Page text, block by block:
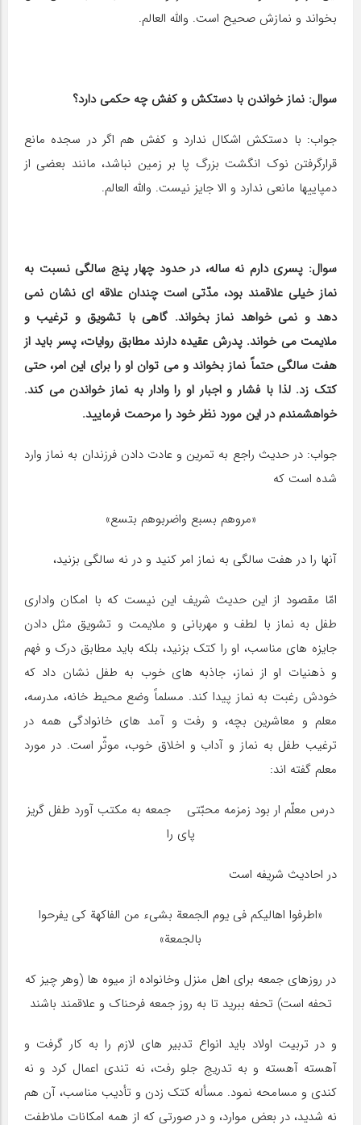
بخواند و نمازش صحیح است. والله العالم.
سوال: نماز خواندن با دستکش و کفش چه حکمی دارد؟
جواب: با دستکش اشکال ندارد و کفش هم اگر در سجده مانع
قرارگرفتن نوک انگشت بزرگ پا بر زمین نباشد، مانند بعضی از
دمپاییها مانعی ندارد و الا جایز نیست. والله العالم.
سوال: پسری دارم نه ساله، در حدود چهار پنج سالگی نسبت به
نماز خیلی علاقمند بود، مدّتی است چندان علاقه ای نشان نمی
دهد و نمی خواهد نماز بخواند. گاهی با تشویق و ترغیب و
ملایمت می خواند. پدرش عقیده دارند مطابق روایات، پسر باید از
هفت سالگی حتماً نماز بخواند و می توان او را برای این امر، حتی
کتک زد. لذا با فشار و اجبار او را وادار به نماز خواندن می کند.
خواهشمندم در این مورد نظر خود را مرحمت فرمایید.
جواب: در حدیث راجع به تمرین و عادت دادن فرزندان به نماز وارد
شده است که
«مروهم بسبع واضربوهم بتسع»
آنها را در هفت سالگی به نماز امر کنید و در نه سالگی بزنید،
امّا مقصود از این حدیث شریف این نیست که با امکان واداری
طفل به نماز با لطف و مهربانی و ملایمت و تشویق مثل دادن
جایزه های مناسب، او را کتک بزنید، بلکه باید مطابق درک و فهم
و ذهنیات او از نماز، جاذبه های خوب به طفل نشان داد که
خودش رغبت به نماز پیدا کند. مسلماً وضع محیط خانه، مدرسه،
معلم و معاشرین بچه، و رفت و آمد های خانوادگی همه در
ترغیب طفل به نماز و آداب و اخلاق خوب، موثّر است. در مورد
معلم گفته اند:
درس معلّم ار بود زمزمه محبّتی جمعه به مکتب آورد طفل گریز
پای را
در احادیث شریفه است
«اطرفوا اهالیکم فی یوم الجمعة بشیء من الفاکهة کی یفرحوا
بالجمعة»
در روزهای جمعه برای اهل منزل وخانواده از میوه ها (وهر چیز که
تحفه است) تحفه ببرید تا به روز جمعه فرحناک و علاقمند باشند
و در تربیت اولاد باید انواع تدبیر های لازم را به کار گرفت و
آهسته آهسته و به تدریج جلو رفت، نه تندی اعمال کرد و نه
کندی و مسامحه نمود. مسأله کتک زدن و تأدیب مناسب، آن هم
نه شدید، در بعض موارد، و در صورتی که از همه امکانات ملاطفت